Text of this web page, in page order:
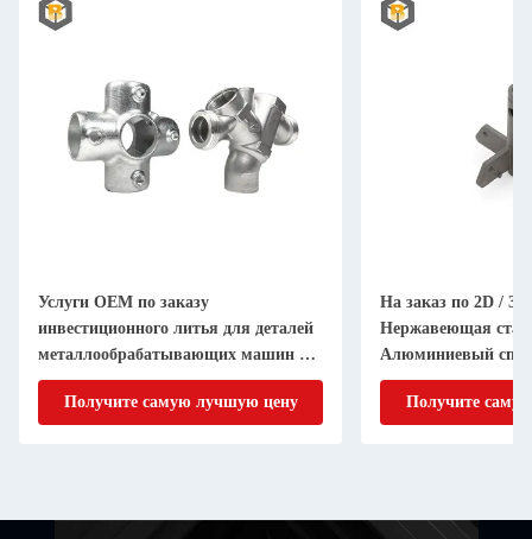
Услуги OEM по заказу
инвестиционного литья для деталей
металлообрабатывающих машин по
заказу
Получите самую лучшую цену
На заказ по 2D /
Нержавеющая
Алюминиевый
для высокоточной
Получите